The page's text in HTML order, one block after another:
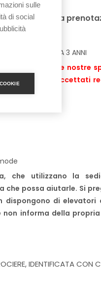
insieme alla
FINO A 3 ANNI
e include le nostre
Non saranno accettati
che utilizzano la
possa aiutarle. Si
di elevatori
informa della
IDENTIFICATA CON
sulle
di social